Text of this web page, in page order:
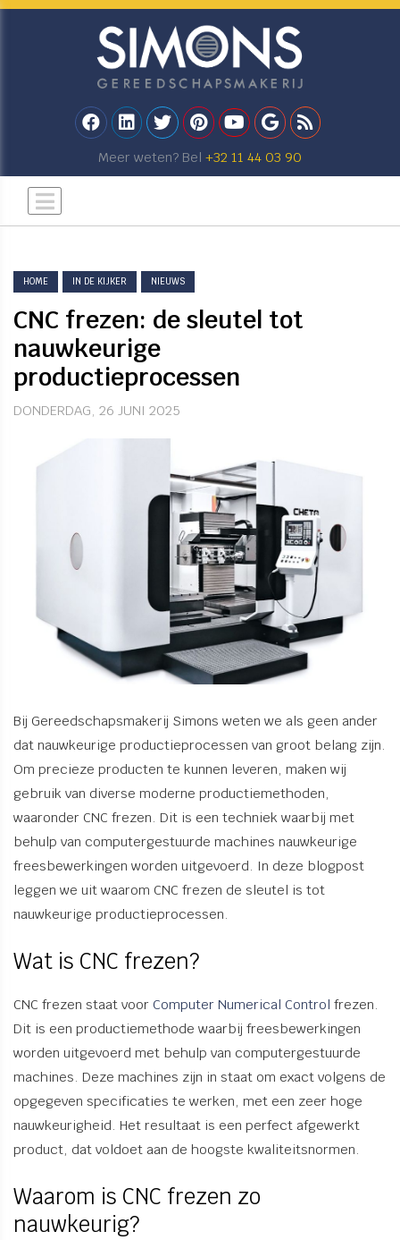
Meer weten? Bel +32 11 44 03 90
HOME IN DE KIJKER NIEUWS
CNC frezen: de sleutel tot
nauwkeurige
productieprocessen
DONDERDAG, 26 JUNI 2025
Bij Gereedschapsmakerij Simons weten we als geen ander
dat nauwkeurige productieprocessen van groot belang zijn.
Om precieze producten te kunnen leveren, maken wij
gebruik van diverse moderne productiemethoden,
waaronder CNC frezen. Dit is een techniek waarbij met
behulp van computergestuurde machines nauwkeurige
freesbewerkingen worden uitgevoerd. In deze blogpost
leggen we uit waarom CNC frezen de sleutel is tot
nauwkeurige productieprocessen.
Wat is CNC frezen?
CNC frezen staat voor Computer Numerical Control frezen.
Dit is een productiemethode waarbij freesbewerkingen
worden uitgevoerd met behulp van computergestuurde
machines. Deze machines zijn in staat om exact volgens de
opgegeven specificaties te werken, met een zeer hoge
nauwkeurigheid. Het resultaat is een perfect afgewerkt
product, dat voldoet aan de hoogste kwaliteitsnormen.
Waarom is CNC frezen zo
nauwkeurig?